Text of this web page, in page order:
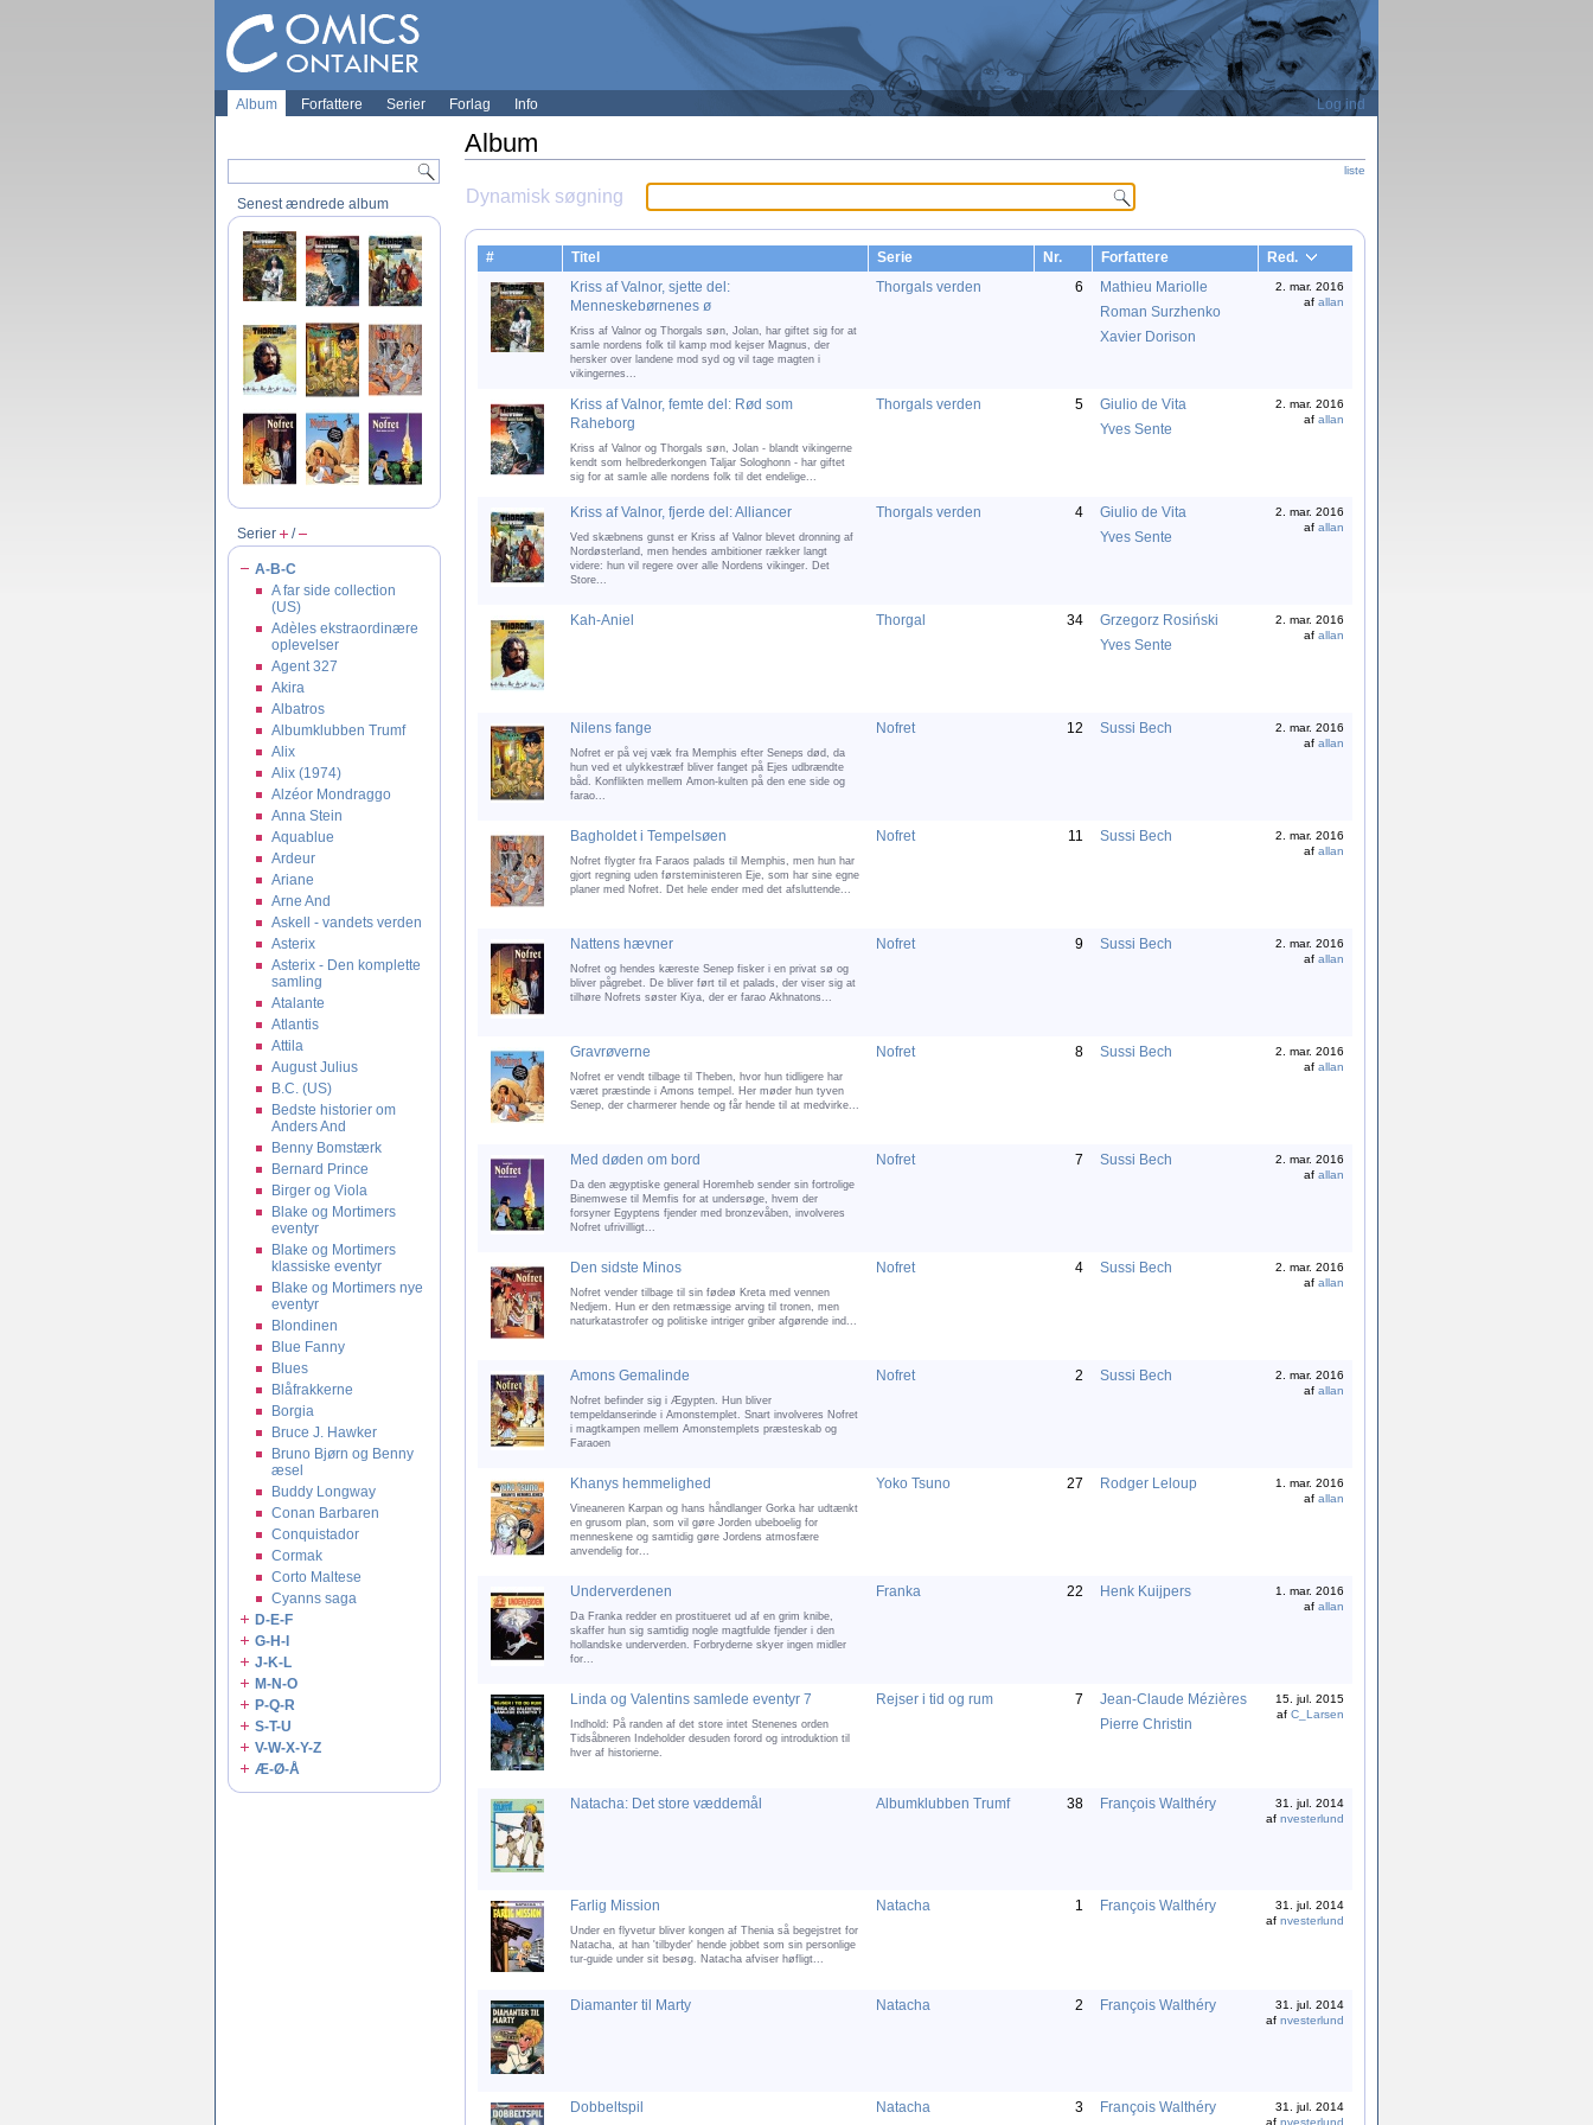
Album Forfattere Serier Forlag Info Log ind
Senest ændrede album
Serier /
A-B-C
A far side collection
(US)
Adèles ekstraordinære
oplevelser
Agent 327
Akira
Albatros
Albumklubben Trumf
Alix
Alix (1974)
Alzéor Mondraggo
Anna Stein
Aquablue
Ardeur
Ariane
Arne And
Askell - vandets verden
Asterix
Asterix - Den komplette
samling
Atalante
Atlantis
Attila
August Julius
B.C. (US)
Bedste historier om
Anders And
Benny Bomstærk
Bernard Prince
Birger og Viola
Blake og Mortimers
eventyr
Blake og Mortimers
klassiske eventyr
Blake og Mortimers nye
eventyr
Blondinen
Blue Fanny
Blues
Blåfrakkerne
Borgia
Bruce J. Hawker
Bruno Bjørn og Benny
æsel
Buddy Longway
Conan Barbaren
Conquistador
Cormak
Corto Maltese
Cyanns saga
D-E-F
G-H-I
J-K-L
M-N-O
P-Q-R
S-T-U
V-W-X-Y-Z
Æ-Ø-Å
Album
liste
Dynamisk søgning
# Titel Serie Nr. Forfattere
Red.
Kriss af Valnor, sjette del:
Menneskebørnenes ø
Kriss af Valnor og Thorgals søn, Jolan, har giftet sig for at
samle nordens folk til kamp mod kejser Magnus, der
hersker over landene mod syd og vil tage magten i
vikingernes...
Thorgals verden 6
Mathieu Mariolle
Roman Surzhenko
Xavier Dorison
2. mar. 2016
af allan
Kriss af Valnor, femte del: Rød som
Raheborg
Kriss af Valnor og Thorgals søn, Jolan - blandt vikingerne
kendt som helbrederkongen Taljar Sologhonn - har giftet
sig for at samle alle nordens folk til det endelige...
Thorgals verden 5
Giulio de Vita
Yves Sente
2. mar. 2016
af allan
Kriss af Valnor, fjerde del: Alliancer
Ved skæbnens gunst er Kriss af Valnor blevet dronning af
Nordøsterland, men hendes ambitioner rækker langt
videre: hun vil regere over alle Nordens vikinger. Det
Store...
Thorgals verden 4
Giulio de Vita
Yves Sente
2. mar. 2016
af allan
Kah-Aniel Thorgal 34
Grzegorz Rosiński
Yves Sente
2. mar. 2016
af allan
Nilens fange
Nofret er på vej væk fra Memphis efter Seneps død, da
hun ved et ulykkestræf bliver fanget på Ejes udbrændte
båd. Konflikten mellem Amon-kulten på den ene side og
farao...
Nofret 12 Sussi Bech
2. mar. 2016
af allan
Bagholdet i Tempelsøen
Nofret flygter fra Faraos palads til Memphis, men hun har
gjort regning uden førsteministeren Eje, som har sine egne
planer med Nofret. Det hele ender med det afsluttende...
Nofret 11 Sussi Bech
2. mar. 2016
af allan
Nattens hævner
Nofret og hendes kæreste Senep fisker i en privat sø og
bliver pågrebet. De bliver ført til et palads, der viser sig at
tilhøre Nofrets søster Kiya, der er farao Akhnatons...
Nofret 9 Sussi Bech
2. mar. 2016
af allan
Gravrøverne
Nofret er vendt tilbage til Theben, hvor hun tidligere har
været præstinde i Amons tempel. Her møder hun tyven
Senep, der charmerer hende og får hende til at medvirke...
Nofret 8 Sussi Bech
2. mar. 2016
af allan
Med døden om bord
Da den ægyptiske general Horemheb sender sin fortrolige
Binemwese til Memfis for at undersøge, hvem der
forsyner Egyptens fjender med bronzevåben, involveres
Nofret ufrivilligt...
Nofret 7 Sussi Bech
2. mar. 2016
af allan
Den sidste Minos
Nofret vender tilbage til sin fødeø Kreta med vennen
Nedjem. Hun er den retmæssige arving til tronen, men
naturkatastrofer og politiske intriger griber afgørende ind...
Nofret 4 Sussi Bech
2. mar. 2016
af allan
Amons Gemalinde
Nofret befinder sig i Ægypten. Hun bliver
tempeldanserinde i Amonstemplet. Snart involveres Nofret
i magtkampen mellem Amonstemplets præsteskab og
Faraoen
Nofret 2 Sussi Bech
2. mar. 2016
af allan
Khanys hemmelighed
Vineaneren Karpan og hans håndlanger Gorka har udtænkt
en grusom plan, som vil gøre Jorden ubeboelig for
menneskene og samtidig gøre Jordens atmosfære
anvendelig for...
Yoko Tsuno 27 Rodger Leloup
1. mar. 2016
af allan
Underverdenen
Da Franka redder en prostitueret ud af en grim knibe,
skaffer hun sig samtidig nogle magtfulde fjender i den
hollandske underverden. Forbryderne skyer ingen midler
for...
Franka 22 Henk Kuijpers
1. mar. 2016
af allan
Linda og Valentins samlede eventyr 7
Indhold: På randen af det store intet Stenenes orden
Tidsåbneren Indeholder desuden forord og introduktion til
hver af historierne.
Rejser i tid og rum 7
Jean-Claude Mézières
Pierre Christin
15. jul. 2015
af C_Larsen
Natacha: Det store væddemål Albumklubben Trumf 38 François Walthéry
31. jul. 2014
af nvesterlund
Farlig Mission
Under en flyvetur bliver kongen af Thenia så begejstret for
Natacha, at han 'tilbyder' hende jobbet som sin personlige
tur-guide under sit besøg. Natacha afviser høfligt...
Natacha 1 François Walthéry
31. jul. 2014
af nvesterlund
Diamanter til Marty Natacha 2 François Walthéry
31. jul. 2014
af nvesterlund
Dobbeltspil Natacha 3
François Walthéry
31. jul. 2014
af nvesterlund